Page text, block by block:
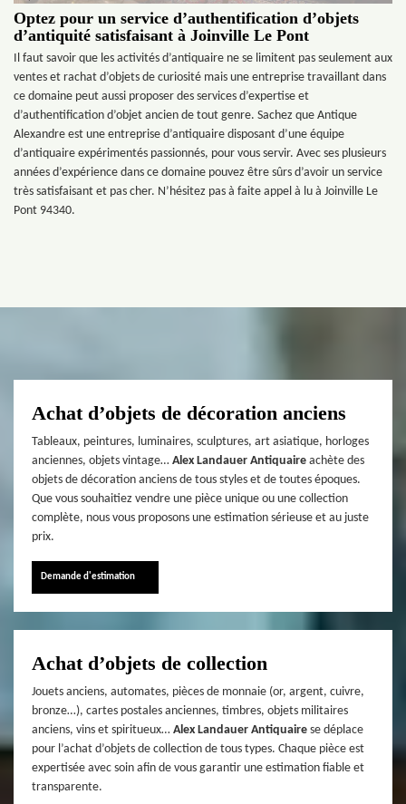
Optez pour un service d’authentification d’objets
d’antiquité satisfaisant à Joinville Le Pont
Il faut savoir que les activités d’antiquaire ne se limitent pas seulement aux
ventes et rachat d’objets de curiosité mais une entreprise travaillant dans
ce domaine peut aussi proposer des services d’expertise et
d’authentification d’objet ancien de tout genre. Sachez que Antique
Alexandre est une entreprise d’antiquaire disposant d’une équipe
d’antiquaire expérimentés passionnés, pour vous servir. Avec ses plusieurs
années d’expérience dans ce domaine pouvez être sûrs d’avoir un service
très satisfaisant et pas cher. N’hésitez pas à faite appel à lu à Joinville Le
Pont 94340.
Achat d’objets de décoration anciens
Tableaux, peintures, luminaires, sculptures, art asiatique, horloges
anciennes, objets vintage… Alex Landauer Antiquaire achète des
objets de décoration anciens de tous styles et de toutes époques.
Que vous souhaitiez vendre une pièce unique ou une collection
complète, nous vous proposons une estimation sérieuse et au juste
prix.
Demande d'estimation
Achat d’objets de collection
Jouets anciens, automates, pièces de monnaie (or, argent, cuivre,
bronze…), cartes postales anciennes, timbres, objets militaires
anciens, vins et spiritueux… Alex Landauer Antiquaire se déplace
pour l’achat d’objets de collection de tous types. Chaque pièce est
expertisée avec soin afin de vous garantir une estimation fiable et
transparente.